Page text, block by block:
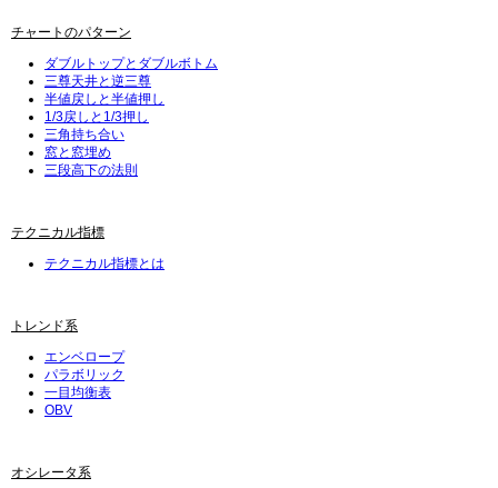
チャートのパターン
ダブルトップとダブルボトム
三尊天井と逆三尊
半値戻しと半値押し
1/3戻しと1/3押し
三角持ち合い
窓と窓埋め
三段高下の法則
テクニカル指標
テクニカル指標とは
トレンド系
エンベロープ
パラボリック
一目均衡表
OBV
オシレータ系